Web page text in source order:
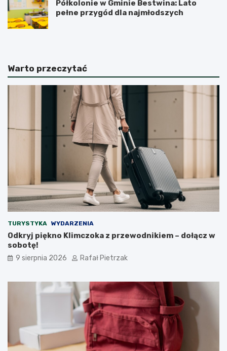
Półkolonie w Gminie Bestwina: Lato
pełne przygód dla najmłodszych
Warto przeczytać
TURYSTYKA WYDARZENIA
Odkryj piękno Klimczoka z przewodnikiem – dołącz w
sobotę!
9 sierpnia 2026 Rafał Pietrzak